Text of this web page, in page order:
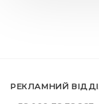
РЕКЛАМНИЙ